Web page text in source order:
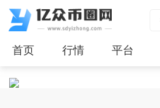
首页 行情 平台